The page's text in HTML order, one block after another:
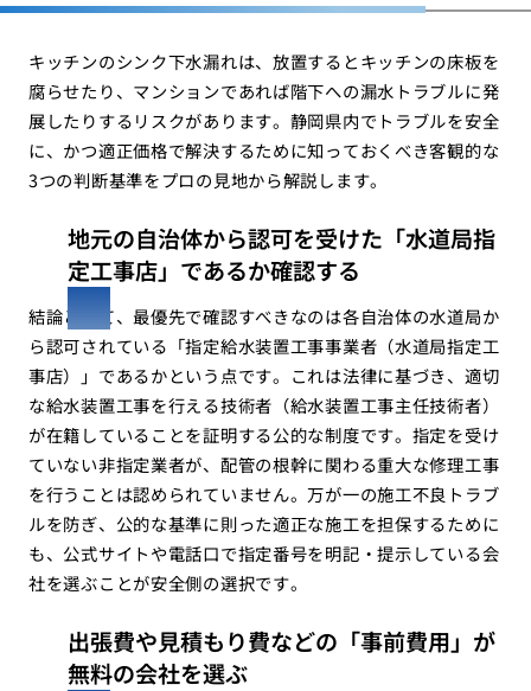
キッチンのシンク下水漏れは、放置するとキッチンの床板を
腐らせたり、マンションであれば階下への漏水トラブルに発
展したりするリスクがあります。静岡県内でトラブルを安全
に、かつ適正価格で解決するために知っておくべき客観的な
3つの判断基準をプロの見地から解説します。
地元の自治体から認可を受けた「水道局指
定工事店」であるか確認する
結論として、最優先で確認すべきなのは各自治体の水道局か
ら認可されている「指定給水装置工事事業者（水道局指定工
事店）」であるかという点です。これは法律に基づき、適切
な給水装置工事を行える技術者（給水装置工事主任技術者）
が在籍していることを証明する公的な制度です。指定を受け
ていない非指定業者が、配管の根幹に関わる重大な修理工事
を行うことは認められていません。万が一の施工不良トラブ
ルを防ぎ、公的な基準に則った適正な施工を担保するために
も、公式サイトや電話口で指定番号を明記・提示している会
社を選ぶことが安全側の選択です。
出張費や見積もり費などの「事前費用」が
無料の会社を選ぶ